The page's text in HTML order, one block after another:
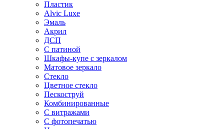
Пластик
Alvic Luxe
Эмаль
Акрил
ДСП
С патиной
Шкафы-купе с зеркалом
Матовое зеркало
Стекло
Цветное стекло
Пескоструй
Комбинированные
С витражами
С фотопечатью